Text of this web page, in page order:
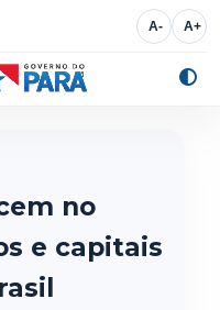
A- A+
no
e capitais